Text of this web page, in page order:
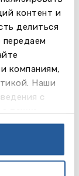
контент и
делиться
компаниям,
Наши
с
языке: